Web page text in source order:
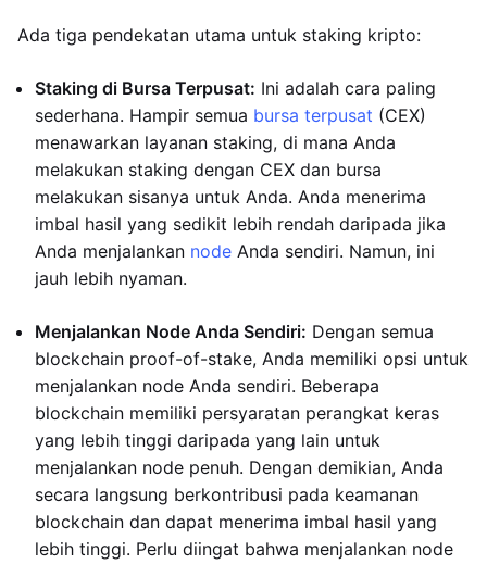
Ada tiga pendekatan utama untuk staking kripto:
Staking di Bursa Terpusat: Ini adalah cara paling
sederhana. Hampir semua bursa terpusat (CEX)
menawarkan layanan staking, di mana Anda
melakukan staking dengan CEX dan bursa
melakukan sisanya untuk Anda. Anda menerima
imbal hasil yang sedikit lebih rendah daripada jika
Anda menjalankan node Anda sendiri. Namun, ini
jauh lebih nyaman.
Menjalankan Node Anda Sendiri: Dengan semua
blockchain proof-of-stake, Anda memiliki opsi untuk
menjalankan node Anda sendiri. Beberapa
blockchain memiliki persyaratan perangkat keras
yang lebih tinggi daripada yang lain untuk
menjalankan node penuh. Dengan demikian, Anda
secara langsung berkontribusi pada keamanan
blockchain dan dapat menerima imbal hasil yang
lebih tinggi. Perlu diingat bahwa menjalankan node